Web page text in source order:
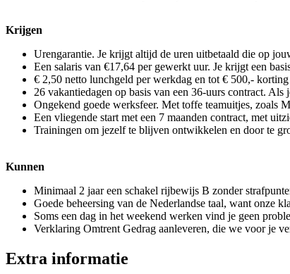
Krijgen
Urengarantie. Je krijgt altijd de uren uitbetaald die op
Een salaris van €17,64 per gewerkt uur. Je krijgt een
€ 2,50 netto lunchgeld per werkdag en tot € 500,-
26 vakantiedagen op basis van een 36-uurs contract. Als
Ongekend goede werksfeer. Met toffe teamuitjes, zoals
Een vliegende start met een 7 maanden contract, met
Trainingen om jezelf te blijven ontwikkelen en door te
Kunnen
Minimaal 2 jaar een schakel rijbewijs B zonder
Goede beheersing van de Nederlandse taal, want onze
Soms een dag in het weekend werken vind je geen
Verklaring Omtrent Gedrag aanleveren, die we voor je
Extra informatie